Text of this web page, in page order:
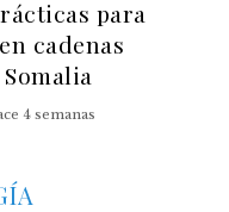
para
cadenas
4 semanas